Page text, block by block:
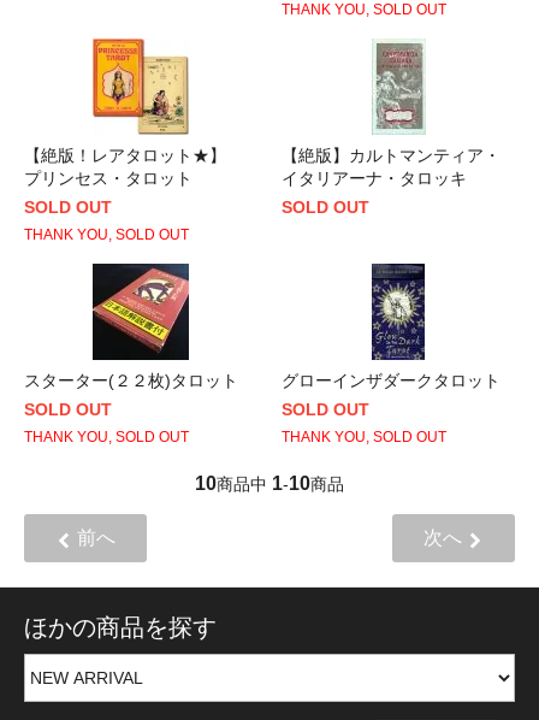
THANK YOU, SOLD OUT
【絶版！レアタロット★】
プリンセス・タロット
SOLD OUT
THANK YOU, SOLD OUT
【絶版】カルトマンティア・
イタリアーナ・タロッキ
SOLD OUT
スターター(２２枚)タロット
SOLD OUT
THANK YOU, SOLD OUT
グローインザダークタロット
SOLD OUT
THANK YOU, SOLD OUT
10商品中 1-10商品
前へ 次へ
ほかの商品を探す